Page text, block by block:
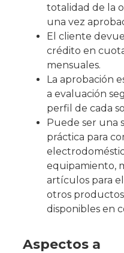
totalidad de la
una vez
El cliente
crédito en
mensuales.
La aprobación
a evaluación
perfil de cada
Puede ser una
práctica para
equipamiento,
artículos para
otros productos
disponibles en
Aspectos a